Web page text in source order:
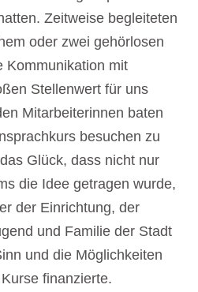
Zeitweise begleiteten
oder zwei gehörlosen
Kommunikation mit
Stellenwert für uns
Mitarbeiterinnen baten
besuchen zu
Glück, dass nicht nur
die Idee getragen wurde,
der Einrichtung, der
und Familie der Stadt
und die Möglichkeiten
finanzierte.